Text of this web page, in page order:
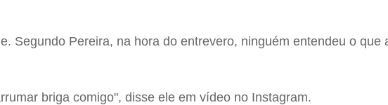
Segundo Pereira, na hora do entrevero, ninguém entendeu o que
briga comigo", disse ele em vídeo no Instagram.